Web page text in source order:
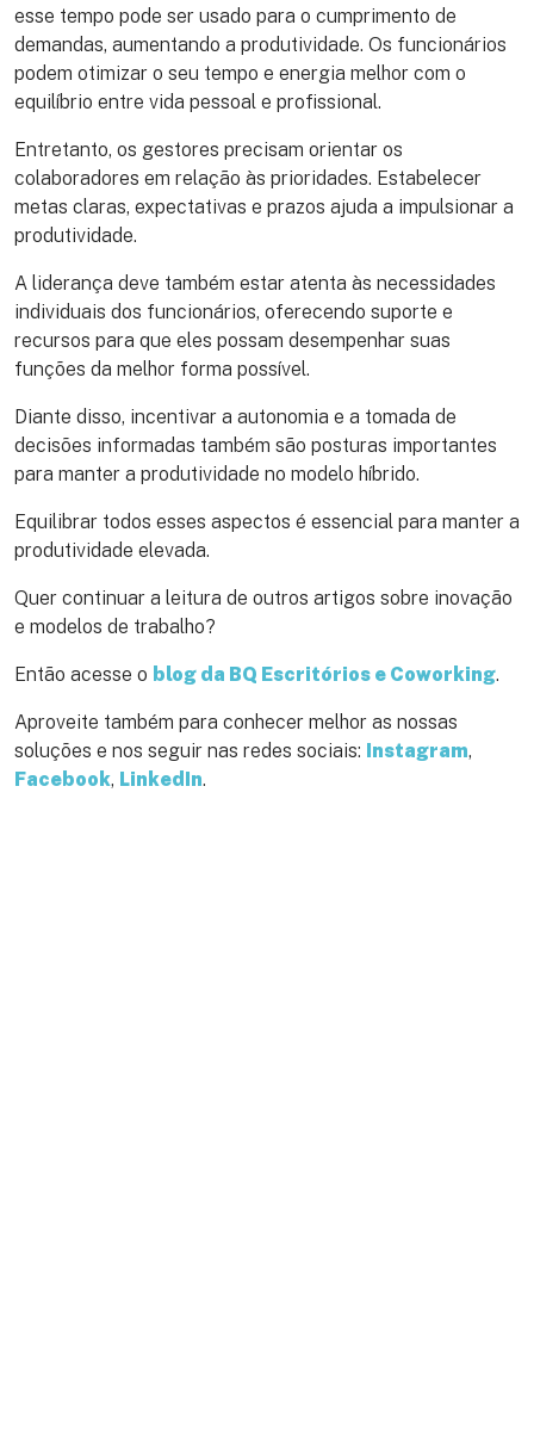
esse tempo pode ser usado para o cumprimento de
demandas, aumentando a produtividade. Os funcionários
podem otimizar o seu tempo e energia melhor com o
equilíbrio entre vida pessoal e profissional.
Entretanto, os gestores precisam orientar os
colaboradores em relação às prioridades. Estabelecer
metas claras, expectativas e prazos ajuda a impulsionar a
produtividade.
A liderança deve também estar atenta às necessidades
individuais dos funcionários, oferecendo suporte e
recursos para que eles possam desempenhar suas
funções da melhor forma possível.
Diante disso, incentivar a autonomia e a tomada de
decisões informadas também são posturas importantes
para manter a produtividade no modelo híbrido.
Equilibrar todos esses aspectos é essencial para manter a
produtividade elevada.
Quer continuar a leitura de outros artigos sobre inovação
e modelos de trabalho?
Então acesse o blog da BQ Escritórios e Coworking.
Aproveite também para conhecer melhor as nossas
soluções e nos seguir nas redes sociais: Instagram,
Facebook, LinkedIn.